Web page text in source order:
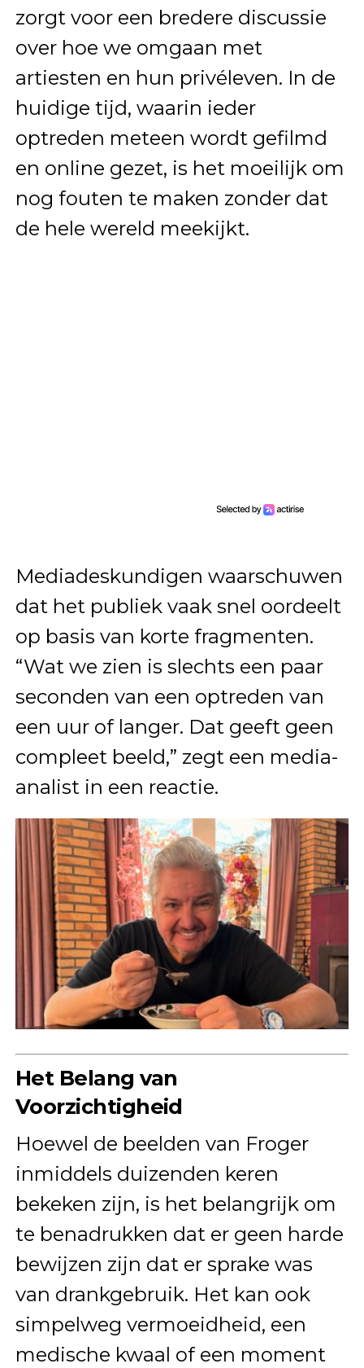
zorgt voor een bredere discussie
over hoe we omgaan met
artiesten en hun privéleven. In de
huidige tijd, waarin ieder
optreden meteen wordt gefilmd
en online gezet, is het moeilijk om
nog fouten te maken zonder dat
de hele wereld meekijkt.
Mediadeskundigen waarschuwen
dat het publiek vaak snel oordeelt
op basis van korte fragmenten.
“Wat we zien is slechts een paar
seconden van een optreden van
een uur of langer. Dat geeft geen
compleet beeld,” zegt een media-
analist in een reactie.
Het Belang van
Voorzichtigheid
Hoewel de beelden van Froger
inmiddels duizenden keren
bekeken zijn, is het belangrijk om
te benadrukken dat er geen harde
bewijzen zijn dat er sprake was
van drankgebruik. Het kan ook
simpelweg vermoeidheid, een
medische kwaal of een moment